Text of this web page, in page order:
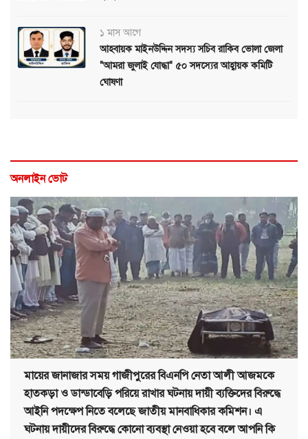
১ মাস আগে
আহবায়ক মাইনউদ্দিন সদস্য সচিব রাকিব ভোলা জেলা
"আমরা জুলাই যোদ্ধা" ৫০ সদস্যের আহ্বায়ক কমিটি
ঘোষণা
অনলাইন ভোট
মায়ের জানাজার সময় গাজীপুরের বিএনপি নেতা আলী আজমকে
হাতকড়া ও ডান্ডাবেড়ি পরিয়ে রাখার ঘটনায় দায়ী ব্যক্তিদের বিরুদ্ধে
আইনি পদক্ষেপ নিতে বলেছে জাতীয় মানবাধিকার কমিশন। এ
ঘটনায় দায়ীদের বিরুদ্ধে কোনো ব্যবস্থা নেওয়া হবে বলে আপনি কি